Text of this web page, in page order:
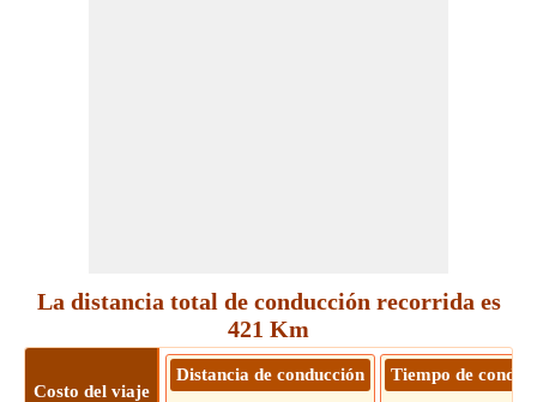
La distancia total de conducción recorrida es
421 Km
Costo del viaje
Distancia de conducción Tiempo de